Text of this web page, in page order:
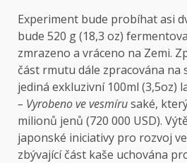
Experiment bude probíhat asi
bude 520 g (18,3 oz)
zmrazeno a vráceno na Zemi.
část rmutu dále zpracována na
jediná exkluzivní 100ml (3,5oz)
– Vyrobeno ve vesmírusaké,
milionů jenů (720 000 USD).
japonské iniciativy pro rozvoj
zbývající část kaše uchována